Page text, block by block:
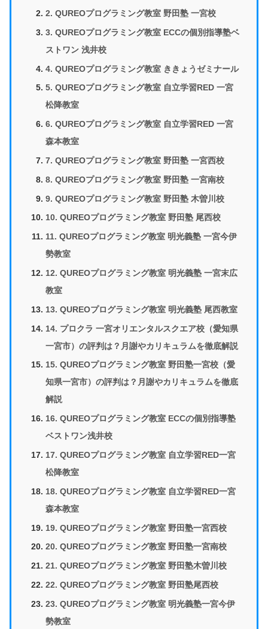
2. QUREOプログラミング教室 野田塾 一宮校
3. QUREOプログラミング教室 ECCの個別指導塾ベ
ストワン 浅井校
4. QUREOプログラミング教室 ききょうゼミナール
5. QUREOプログラミング教室 自立学習RED 一宮
松降教室
6. QUREOプログラミング教室 自立学習RED 一宮
森本教室
7. QUREOプログラミング教室 野田塾 一宮西校
8. QUREOプログラミング教室 野田塾 一宮南校
9. QUREOプログラミング教室 野田塾 木曽川校
10. QUREOプログラミング教室 野田塾 尾西校
11. QUREOプログラミング教室 明光義塾 一宮今伊
勢教室
12. QUREOプログラミング教室 明光義塾 一宮末広
教室
13. QUREOプログラミング教室 明光義塾 尾西教室
14. プロクラ 一宮オリエンタルスクエア校（愛知県
一宮市）の評判は？月謝やカリキュラムを徹底解説
15. QUREOプログラミング教室 野田塾一宮校（愛
知県一宮市）の評判は？月謝やカリキュラムを徹底
解説
16. QUREOプログラミング教室 ECCの個別指導塾
ベストワン浅井校
17. QUREOプログラミング教室 自立学習RED一宮
松降教室
18. QUREOプログラミング教室 自立学習RED一宮
森本教室
19. QUREOプログラミング教室 野田塾一宮西校
20. QUREOプログラミング教室 野田塾一宮南校
21. QUREOプログラミング教室 野田塾木曽川校
22. QUREOプログラミング教室 野田塾尾西校
23. QUREOプログラミング教室 明光義塾一宮今伊
勢教室